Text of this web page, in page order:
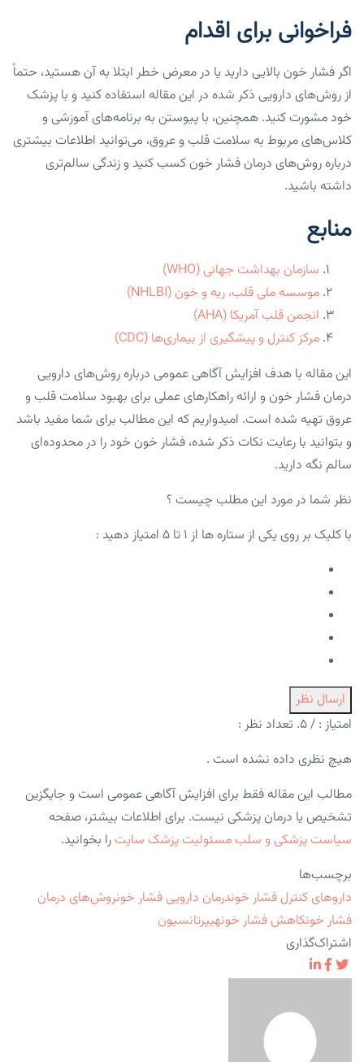
فراخوانی برای اقدام
اگر فشار خون بالایی دارید یا در معرض خطر ابتلا به آن هستید، حتماً
از روش‌های دارویی ذکر شده در این مقاله استفاده کنید و با پزشک
خود مشورت کنید. همچنین، با پیوستن به برنامه‌های آموزشی و
کلاس‌های مربوط به سلامت قلب و عروق، می‌توانید اطلاعات بیشتری
درباره روش‌های درمان فشار خون کسب کنید و زندگی سالم‌تری
داشته باشید.
منابع
سازمان بهداشت جهانی (WHO)
موسسه ملی قلب، ریه و خون (NHLBI)
انجمن قلب آمریکا (AHA)
مرکز کنترل و پیشگیری از بیماری‌ها (CDC)
این مقاله با هدف افزایش آگاهی عمومی درباره روش‌های دارویی
درمان فشار خون و ارائه راهکارهای عملی برای بهبود سلامت قلب و
عروق تهیه شده است. امیدواریم که این مطالب برای شما مفید باشد
و بتوانید با رعایت نکات ذکر شده، فشار خون خود را در محدوده‌ای
سالم نگه دارید.
نظر شما در مورد این مطلب چیست ؟
با کلیک بر روی یکی از ستاره ها از ۱ تا ۵ امتیاز دهید :
ارسال نظر
امتیاز : / ۵. تعداد نظر :
هیچ نظری داده نشده است .
مطالب این مقاله فقط برای افزایش آگاهی عمومی است و جایگزین
تشخیص یا درمان پزشکی نیست. برای اطلاعات بیشتر، صفحه
سیاست پزشکی و سلب مسئولیت پزشک سایت را بخوانید.
برچسب‌ها
داروهای کنترل فشار خوندرمان دارویی فشار خونروش‌های درمان
فشار خونکاهش فشار خونهیپرتانسیون
اشتراک‌گذاری